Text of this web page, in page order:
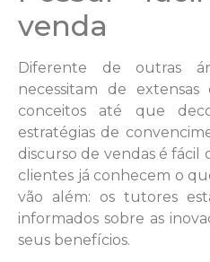
venda
Diferente de outras
necessitam de extensas
conceitos até que
estratégias de
discurso de vendas é fácil
clientes já conhecem o
vão além: os tutores
informados sobre as
seus benefícios.